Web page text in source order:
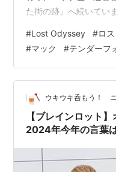
た街の跡』へ続いてい
議に光る花の前に、子
子供の目線に合わせる
す。「珍しい色のお花
って入って、手をはた
も豊かな印象があるし
思ったりもしますが
#Lost Odyssey #ロ
#マック #テンダーフ
ウキウキ呑もう！
【ブレインロット
2024年今年の言葉